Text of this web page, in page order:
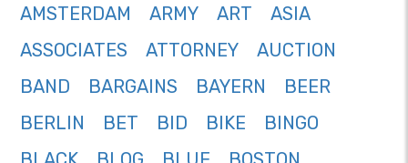
AMSTERDAM
ARMY ART
ASIA
ASSOCIATES
ATTORNEY
AUCTION
BAND
BARGAINS BAYERN
BEER
BERLIN
BET BID BIKE
BINGO